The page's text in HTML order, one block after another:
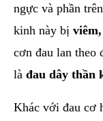
ngực và phần
kinh này bị
cơn đau lan theo
là đau dây thần
Khác với đau cơ